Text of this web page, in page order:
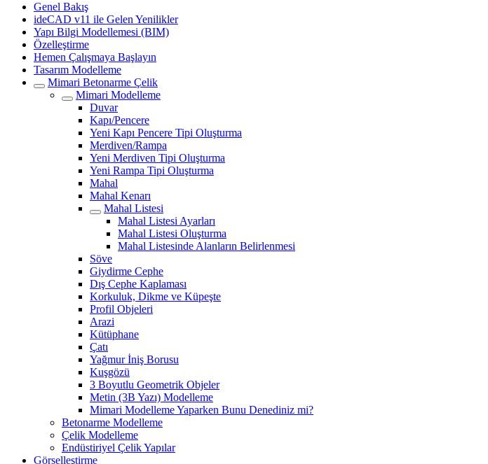
Genel Bakış
ideCAD v11 ile Gelen Yenilikler
Yapı Bilgi Modellemesi (BIM)
Özelleştirme
Hemen Çalışmaya Başlayın
Tasarım Modelleme
Mimari Betonarme Çelik
Mimari Modelleme
Duvar
Kapı/Pencere
Yeni Kapı Pencere Tipi Oluşturma
Merdiven/Rampa
Yeni Merdiven Tipi Oluşturma
Yeni Rampa Tipi Oluşturma
Mahal
Mahal Kenarı
Mahal Listesi
Mahal Listesi Ayarları
Mahal Listesi Oluşturma
Mahal Listesinde Alanların Belirlenmesi
Söve
Giydirme Cephe
Dış Cephe Kaplaması
Korkuluk, Dikme ve Küpeşte
Profil Objeleri
Arazi
Kütüphane
Çatı
Yağmur İniş Borusu
Kuşgözü
3 Boyutlu Geometrik Objeler
Metin (3B Yazı) Modelleme
Mimari Modelleme Yaparken Bunu Denediniz mi?
Betonarme Modelleme
Çelik Modelleme
Endüstiriyel Çelik Yapılar
Görselleştirme